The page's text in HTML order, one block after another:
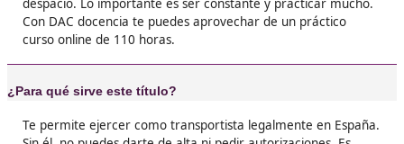
❝ Lo mejor fue darme cuenta de que sí era
hacía exámenes desde hace años y pensé
costaría, pero el curso estaba muy bien
futuro más claro.